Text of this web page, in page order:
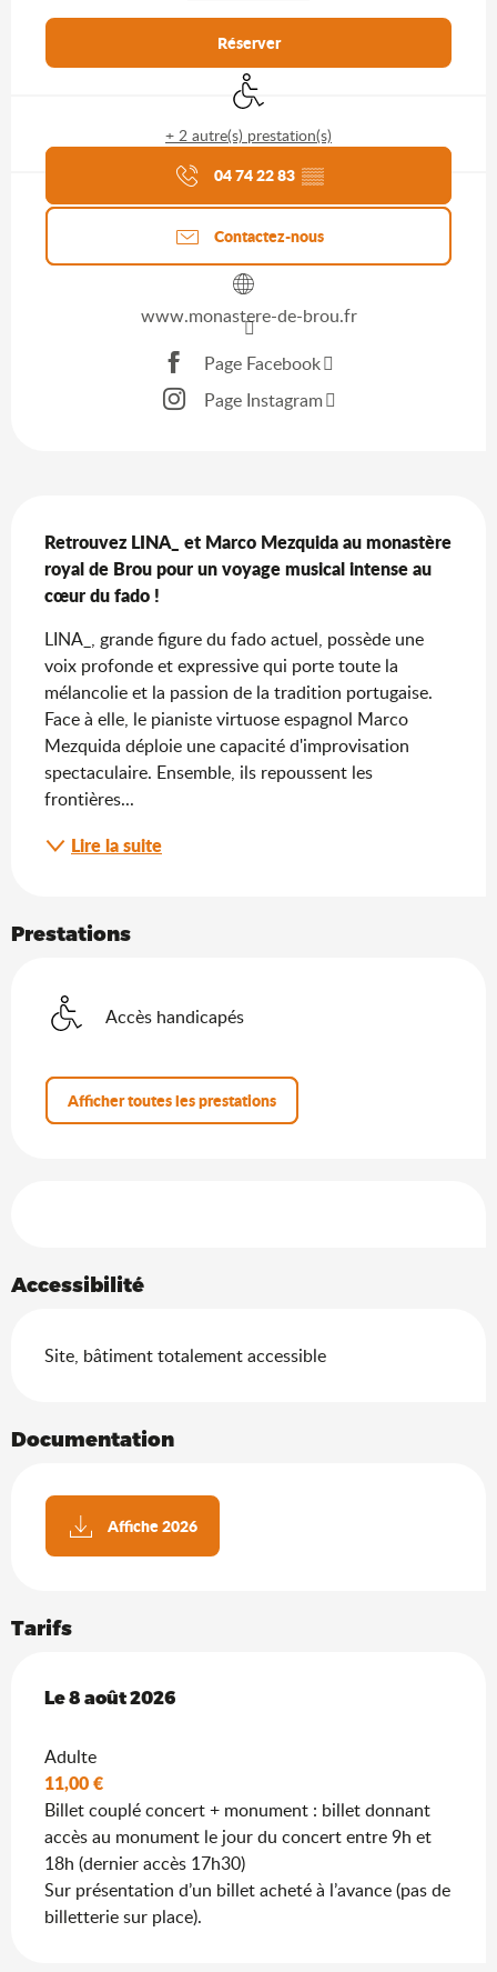
Réserver
Accès handicapés
+ 2 autre(s) prestation(s)
Agenda du moment
04 74 22 83 ▒▒
Contactez-nous
www.monastere-de-brou.fr
Page Facebook
Page Instagram
Retrouvez LINA_ et Marco Mezquida au monastère
royal de Brou pour un voyage musical intense au
cœur du fado !
LINA_, grande figure du fado actuel, possède une
voix profonde et expressive qui porte toute la
mélancolie et la passion de la tradition portugaise.
Face à elle, le pianiste virtuose espagnol Marco
Mezquida déploie une capacité d'improvisation
spectaculaire. Ensemble, ils repoussent les
frontières...
Lire la suite
Prestations
Accès handicapés
Afficher toutes les prestations
Accessibilité
Site, bâtiment totalement accessible
Documentation
Affiche 2026
Tarifs
Le8 août 2026
Le8 août 2026
Adulte
11,00 €
Billet couplé concert + monument : billet donnant
accès au monument le jour du concert entre 9h et
18h (dernier accès 17h30)
Sur présentation d’un billet acheté à l’avance (pas de
billetterie sur place).